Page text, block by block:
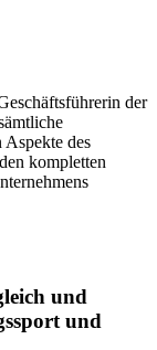
der
Aspekte des
kompletten
und
und